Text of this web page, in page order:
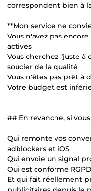
correspondent bien à
**Mon service ne
Vous n'avez pas
actives
Vous cherchez "juste à
soucier de la qualité
Vous n'êtes pas prêt à
Votre budget est
## En revanche, si
Qui remonte vos
adblockers et iOS
Qui envoie un signal
Qui est conforme
Et qui fait réellement